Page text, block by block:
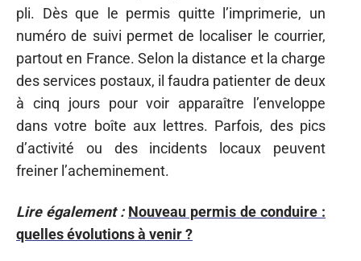
pli. Dès que le permis quitte l’imprimerie, un
numéro de suivi permet de localiser le courrier,
partout en France. Selon la distance et la charge
des services postaux, il faudra patienter de deux
à cinq jours pour voir apparaître l’enveloppe
dans votre boîte aux lettres. Parfois, des pics
d’activité ou des incidents locaux peuvent
freiner l’acheminement.
Lire également : Nouveau permis de conduire :
quelles évolutions à venir ?